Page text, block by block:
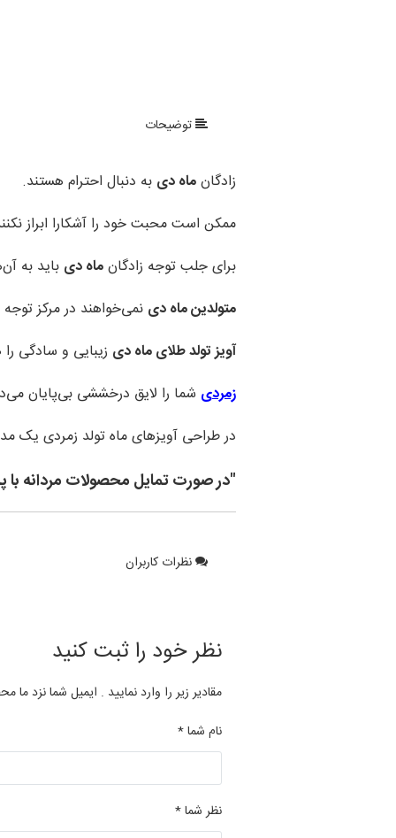
توضیحات
زادگانماه دی به دنبال احترام هستند.
ممکن است محبت خود را آشکارا ابراز
برای جلب توجه زادگانماه دی باید به
متولدین ماه دی نمی‌خواهند در مرکز
آویز تولد طلای ماه دی زیبایی و سادگی
زمردی شما را لایق درخششی بیپایان
در طراحی آویزهای ماه تولد زمردی یک
"در صورت تمایل محصولات مردانه با پلاتین عیار 950 قابل
نظرات کاربران
نظر خود را ثبت کنید
مقادیر زیر را وارد نمایید . ایمیل شما نزد ما
نام شما *
نظر شما *